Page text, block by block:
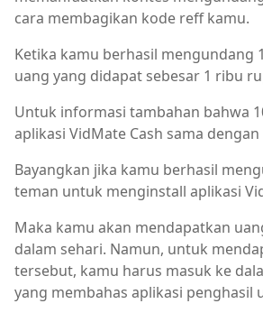
cara membagikan kode reff kamu.
Ketika kamu berhasil mengundang
uang yang didapat sebesar 1 ribu
Untuk informasi tambahan bahwa
aplikasi VidMate Cash sama
Bayangkan jika kamu berhasil
teman untuk menginstall aplikasi
Maka kamu akan mendapatkan
dalam sehari. Namun, untuk
tersebut, kamu harus masuk ke
yang membahas aplikasi penghasil